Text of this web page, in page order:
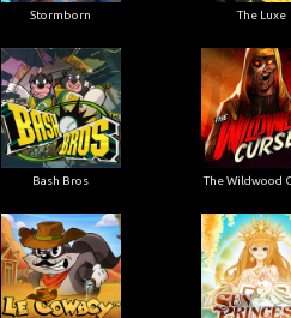
Stormborn The Luxe
Bash Bros The Wildwood